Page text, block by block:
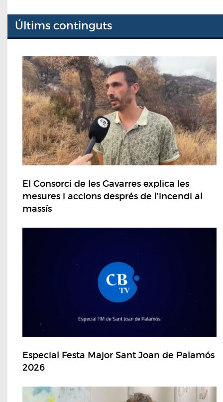
Últims continguts
El Consorci de les Gavarres explica les
mesures i accions després de l'incendi al
massís
Especial Festa Major Sant Joan de Palamós
2026